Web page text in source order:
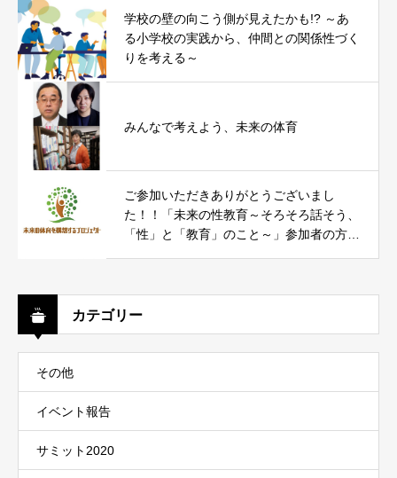
学校の壁の向こう側が見えたかも!? ～あ
る小学校の実践から、仲間との関係性づく
りを考える～
みんなで考えよう、未来の体育
ご参加いただきありがとうございまし
た！！「未来の性教育～そろそろ話そう、
「性」と「教育」のこと～」参加者の方々
カテゴリー
その他
イベント報告
サミット2020